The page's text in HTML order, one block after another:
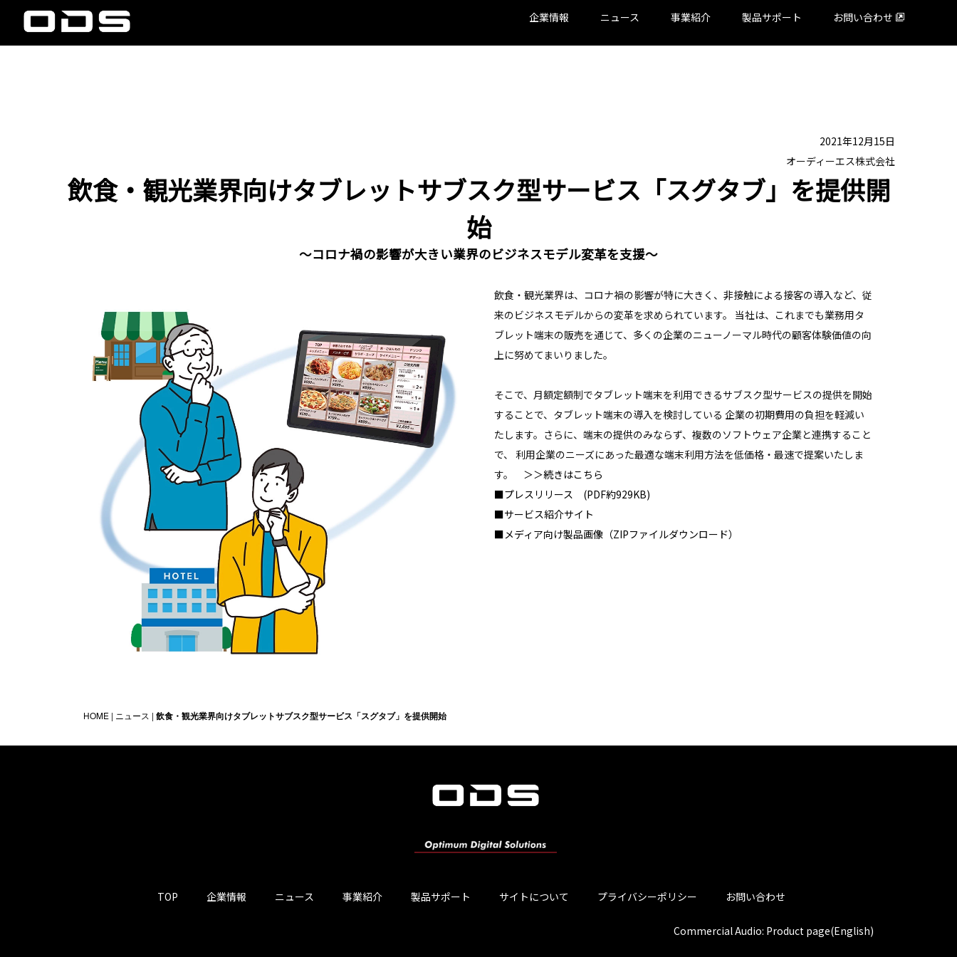
企業情報 ニュース 事業紹介 製品サポート お問い合わせ
2021年12月15日
オーディーエス株式会社
飲食・観光業界向けタブレットサブスク型サービス「スグタブ」を提供開
始
～コロナ禍の影響が大きい業界のビジネスモデル変革を支援～
飲食・観光業界は、コロナ禍の影響が特に大きく、非接触による接客の導入など、従
来のビジネスモデルからの変革を求められています。 当社は、これまでも業務用タ
ブレット端末の販売を通じて、多くの企業のニューノーマル時代の顧客体験価値の向
上に努めてまいりました。
そこで、月額定額制でタブレット端末を利用できるサブスク型サービスの提供を開始
することで、タブレット端末の導入を検討している 企業の初期費用の負担を軽減い
たします。さらに、端末の提供のみならず、複数のソフトウェア企業と連携すること
で、 利用企業のニーズにあった最適な端末利用方法を低価格・最速で提案いたしま
す。 ＞＞続きはこちら
■プレスリリース (PDF約929KB)
■サービス紹介サイト
■メディア向け製品画像（ZIPファイルダウンロード）
HOME | ニュース | 飲食・観光業界向けタブレットサブスク型サービス「スグタブ」を提供開始
TOP 企業情報 ニュース 事業紹介 製品サポート サイトについて プライバシーポリシー お問い合わせ
Commercial Audio: Product page(English)